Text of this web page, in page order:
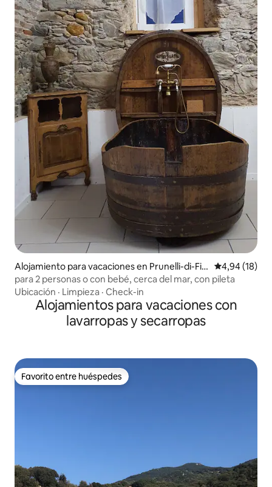
Alojamiento para vacaciones en Prunelli-di-Fiu
morbo
Calificación
4,94 (18)
para 2 personas o con bebé, cerca del mar, con pileta
Ubicación · Limpieza · Check-in
Alojamientos para vacaciones con
lavarropas y secarropas
Favorito entre huéspedes
Favorito entre huéspedes